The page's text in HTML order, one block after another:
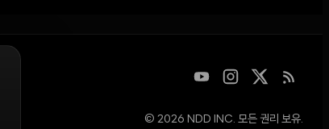
을 © 2026 NDD INC. 모든 권리 보유.